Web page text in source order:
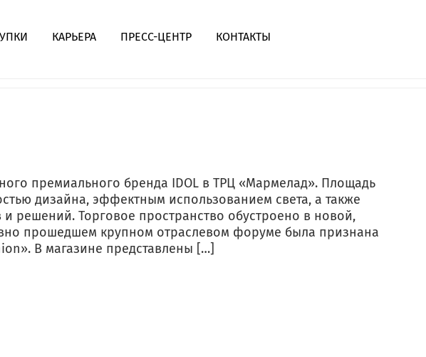
Таганрог
Креативный паста-бар Закрути
Таганрог
КАРЬЕРА ПРЕСС-ЦЕНТР КОНТАКТЫ
премиального бренда IDOL в ТРЦ «Мармелад». Площадь
дизайна, эффектным использованием света, а также
решений. Торговое пространство обустроено в новой,
прошедшем крупном отраслевом форуме была признана
В магазине представлены […]